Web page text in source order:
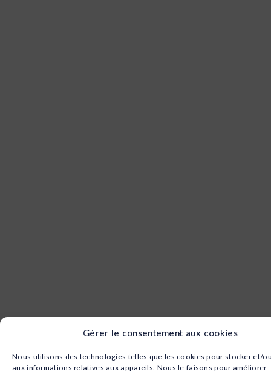
Gérer le consentement aux cookies
Nous utilisons des technologies telles que les cookies pour stocker et/
aux informations relatives aux appareils. Nous le faisons pour améliorer